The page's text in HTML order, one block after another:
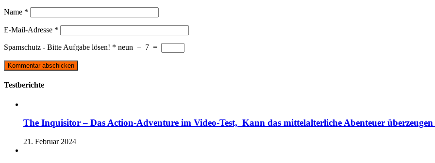
Name *
E-Mail-Adresse *
Spamschutz - Bitte Aufgabe lösen! * neun − 7 =
Testberichte
The Inquisitor – Das Action-Adventure im Video-Test, Kann das mittelalterliche Abenteuer überzeugen
21. Februar 2024